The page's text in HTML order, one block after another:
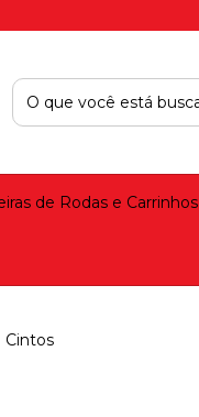
de Rodas e Carrinhos
Cintos